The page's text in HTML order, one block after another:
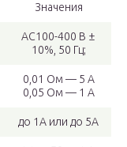
Значения
АC100-400 В ±
10%, 50 Гц;
0,01 Ом — 5 А
0,05 Ом — 1 А
до 1А или до 5А